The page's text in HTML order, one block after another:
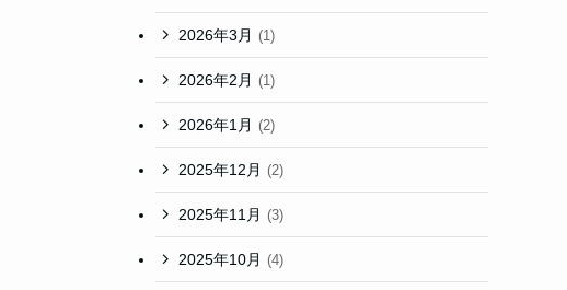
2026年3月 (1)
2026年2月 (1)
2026年1月 (2)
2025年12月 (2)
2025年11月 (3)
2025年10月 (4)